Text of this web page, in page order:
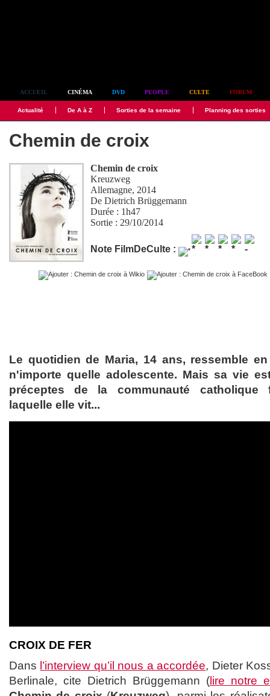
ACCUEIL CINÉMA DVD PEOPLE CULTE FORUM
Actualité De A à Z Sorties de la semaine Planning des sorties
Chemin de croix
Chemin de croix
Kreuzweg
Allemagne, 2014
DeDietrich Brüggemann
Durée : 1h47
Sortie : 29/10/2014
Note FilmDeCulte :
Le quotidien de Maria, 14 ans, ressemble
n'importe quelle adolescente. Mais sa vie
préceptes de la communauté catholique
laquelle elle vit...
CROIX DE FER
Dans l’interview qu’il nous a accordée, Dieter
Berlinale, cite Dietrich Brüggemann ( lire notre